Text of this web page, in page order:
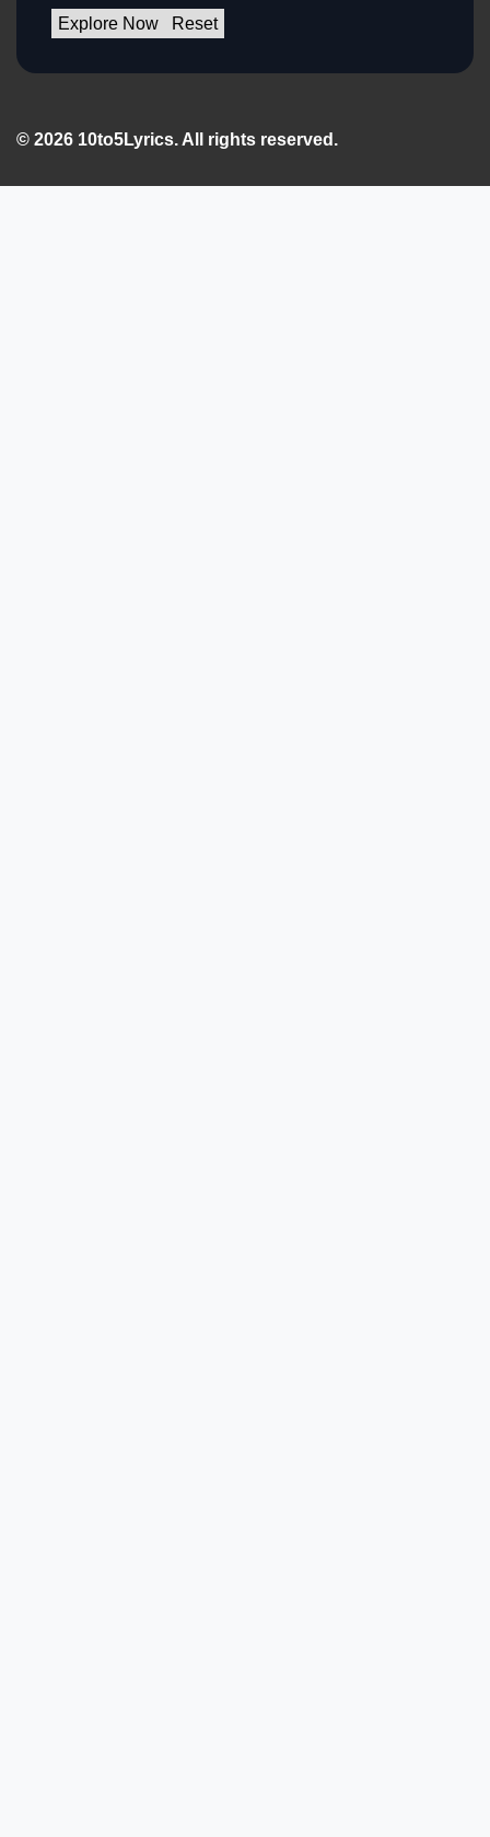
Explore Now Reset
© 2026 10to5Lyrics. All rights reserved.